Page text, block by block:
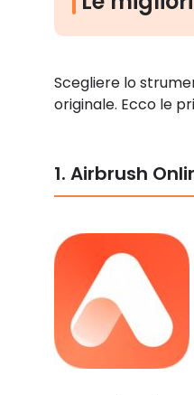
Scegliere lo
originale. Ecco le
1. Airbrush